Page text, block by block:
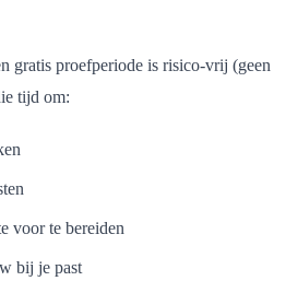
gratis proefperiode is risico-vrij (geen
tijd om:
voor te bereiden
bij je past